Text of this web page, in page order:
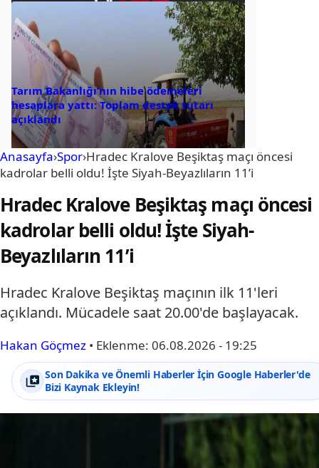
Tarım Bakanlığı’nın hibe ödemeleri
hesaplara yattı: Toplam destek tutarı
açıklandı
Anasayfa›Spor›Hradec Kralove Beşiktaş maçı öncesi
kadrolar belli oldu! İşte Siyah-Beyazlıların 11’i
Hradec Kralove Beşiktaş maçı öncesi
kadrolar belli oldu! İşte Siyah-
Beyazlıların 11’i
Hradec Kralove Beşiktaş maçının ilk 11'leri
açıklandı. Mücadele saat 20.00'de başlayacak.
Hakan Göçmez • Eklenme: 06.08.2026 - 19:25
Son Dakika ve Önemli Haberler İçin Google Haberler'de
Bizi Kaynak Ekleyin!